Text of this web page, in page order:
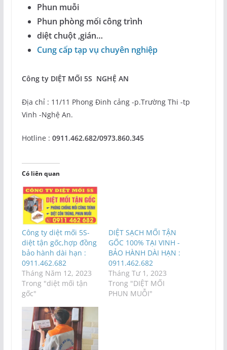
Phun muỗi
Phun phòng mối công trình
diệt chuột ,gián…
Cung cấp tạp vụ chuyên nghiệp
Công ty DIỆT MỐI 5S NGHỆ AN
Địa chỉ : 11/11 Phong Đinh cảng -p.Trường Thi -tp
Vinh -Nghệ An.
Hotline : 0911.462.682/0973.860.345
Có liên quan
Công ty diệt mối 5S-
diệt tận gốc,hợp đồng
bảo hành dài hạn :
0911.462.682
Tháng Năm 12, 2023
Trong "diệt mối tận
gốc"
DIỆT SẠCH MỐI TẬN
GỐC 100% TẠI VINH -
BẢO HÀNH DÀI HẠN :
0911.462.682
Tháng Tư 1, 2023
Trong "DIỆT MỐI
PHUN MUỖI"